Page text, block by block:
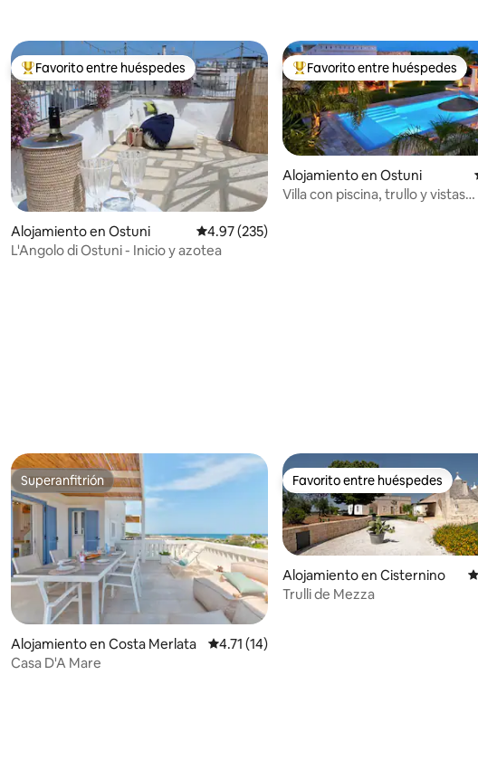
4.86 de 5, 14 reseñas
Favorito entre huéspedes preferido
Favorito entre huéspedes
Alojamiento en Ostuni Calificación promedio: 4.97 de 5, 235 reseñas
4.97 (235)
L'Angolo di Ostuni - Inicio y azotea
Favorito entre huéspedes
Favorito entre huéspedes
Alojamiento en Ostuni
Villa con piscina, trullo y vistas
Superanfitrión
Superanfitrión
Alojamiento en Costa Merlata Calificación promedio: 4.71 de 5, 14 reseñas
4.71 (14)
Casa D'A Mare
Favorito entre huéspedes
Favorito entre huéspedes
Alojamiento en Cisternino
Trulli de Mezza